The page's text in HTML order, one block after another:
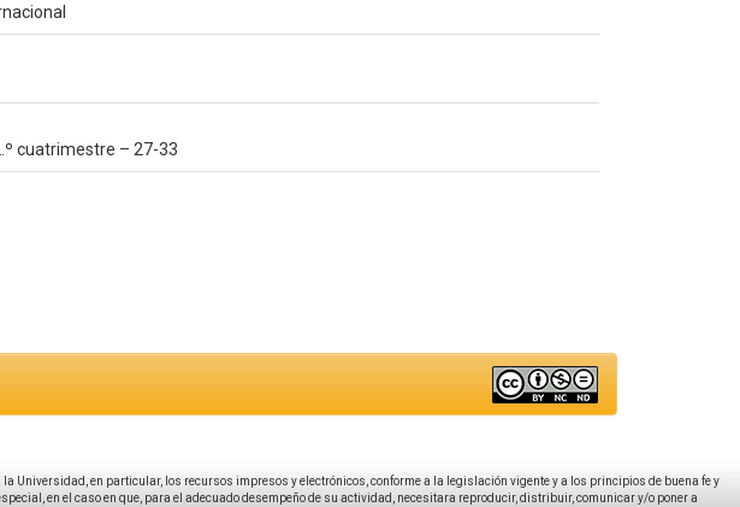
cuatrimestre – 27-33
Universidad, en particular, los recursos impresos y electrónicos, conforme a la legislación vigente y a los principios de buena fe y
en el caso en que, para el adecuado desempeño de su actividad, necesitara reproducir, distribuir, comunicar y/o poner a